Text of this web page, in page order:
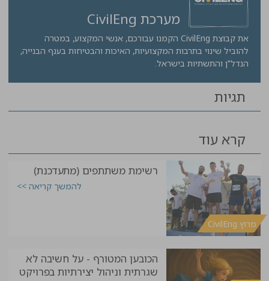
מערכת CivilEng
את קבוצת CivilEng הקמנו עבורכם, אנשי המקצוע, במטרה
להוביל שינוי בתרבות המקצועיות, האיכות והבטיחות בענף הבנייה,
הנדל"ן והתשתיות בישראל.
תגיות
קרא עוד
מרוץ CivilEng
רשימת משתתפים (מתעדכנת)
להמשך קריאה >>
הכובען המטורף - על חשיבה לא
שגרתית וניהול יצירתיות בפרויקט